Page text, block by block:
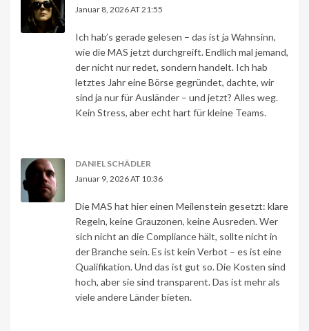
Januar 8, 2026 AT 21:55
Ich hab’s gerade gelesen – das ist ja Wahnsinn,
wie die MAS jetzt durchgreift. Endlich mal jemand,
der nicht nur redet, sondern handelt. Ich hab
letztes Jahr eine Börse gegründet, dachte, wir
sind ja nur für Ausländer – und jetzt? Alles weg.
Kein Stress, aber echt hart für kleine Teams.
DANIEL SCHÄDLER
Januar 9, 2026 AT 10:36
Die MAS hat hier einen Meilenstein gesetzt: klare
Regeln, keine Grauzonen, keine Ausreden. Wer
sich nicht an die Compliance hält, sollte nicht in
der Branche sein. Es ist kein Verbot – es ist eine
Qualifikation. Und das ist gut so. Die Kosten sind
hoch, aber sie sind transparent. Das ist mehr als
viele andere Länder bieten.